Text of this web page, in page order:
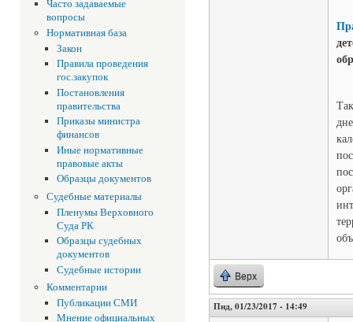
Часто задаваемые
вопросы
Нормативная база
Закон
Правила проведения
гос.закупок
Постановления
правительства
Приказы министра
финансов
Иные нормативные
правовые акты
Образцы документов
Судебные материалы
Пленумы Верховного
Суда РК
Образцы судебных
документов
Судебные истории
Комментарии
Публикации СМИ
Мнение официальных
Верх
Пнд, 01/23/2017 - 14:49